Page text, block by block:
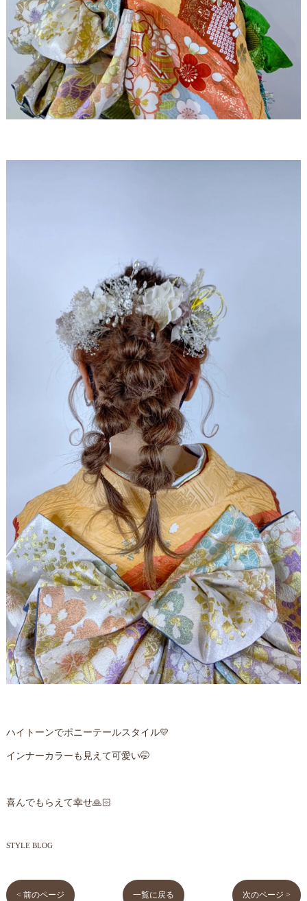
ハイトーンでポニーテールスタイル💛
インナーカラーも見えて可愛い🤭
喜んでもらえて幸せ🙏🏻
STYLE BLOG
< 前のページ 一覧に戻る 次のページ >